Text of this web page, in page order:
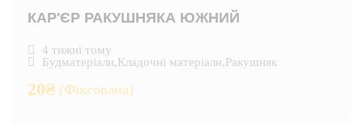
КАР'ЄР РАКУШНЯКА ЮЖНИЙ
4 тижні тому
Будматеріали,Кладочні матеріали,Ракушняк
20₴ (Фіксована)